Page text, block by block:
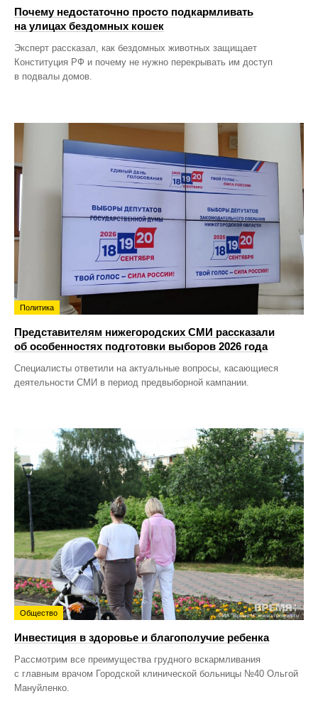
Почему недостаточно просто подкармливать
на улицах бездомных кошек
Эксперт рассказал, как бездомных животных защищает
Конституция РФ и почему не нужно перекрывать им доступ
в подвалы домов.
Политика
Представителям нижегородских СМИ рассказали
об особенностях подготовки выборов 2026 года
Специалисты ответили на актуальные вопросы, касающиеся
деятельности СМИ в период предвыборной кампании.
Общество
Инвестиция в здоровье и благополучие ребенка
Рассмотрим все преимущества грудного вскармливания
с главным врачом Городской клинической больницы №40 Ольгой
Мануйленко.